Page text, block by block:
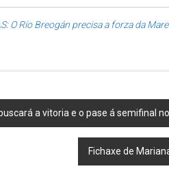
O Río Breogán precisa a forza da
a vitoria e o pase á semifinal
Fichaxe de